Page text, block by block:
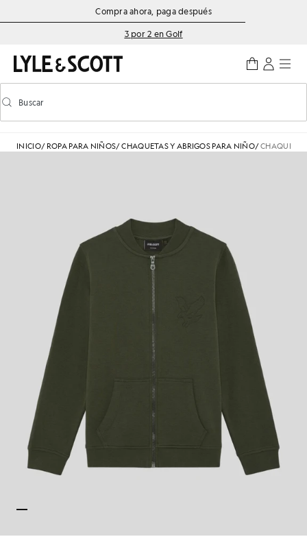
Saltar al contenido principal
Información de accesibilidadCompra ahora, paga después
3 por 2 en Golf
Activar/desactivar la búsqueda predictiva
Buscar
INICIO/ ROPA PARA NIÑOS/CHAQUETAS Y ABRIGOS PARA NIÑO/CHAQUETA